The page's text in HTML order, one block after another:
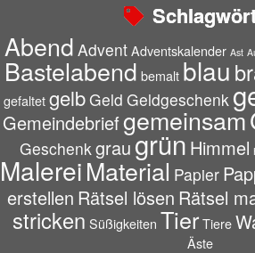
Abend AdventAdventskalender Ast
Bastelabend bemalt blau
gefaltetgelbGeld Geldgeschenk
Gemeindebriefgemeinsam
Geschenkgraugrün Himmel
MalereiMaterial Papier
erstellen Rätsel lösen Rätsel
stricken Süßigkeiten Tier Tiere
Äste